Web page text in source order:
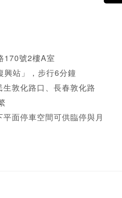
170號2樓A室
興站」，步行6分鐘
敦化路口、長春敦化路
面停車空間可供臨停與月